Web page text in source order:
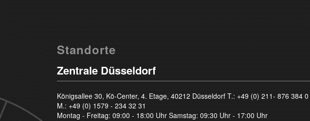
Standorte
Zentrale Düsseldorf
Königsallee 30, Kö-Center, 4. Etage, 40212 Düsseldorf T.: +49 (0) 211- 876 384 0
M.: +49 (0) 1579 - 234 32 31
Montag - Freitag: 09:00 - 18:00 Uhr Samstag: 09:30 Uhr - 17:00 Uhr